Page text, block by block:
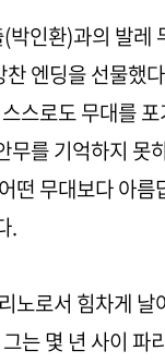
박인환)과의 발레
엔딩을 선물했
스로도 무대를
를 기억하지 못
떤 무대보다 아
.
노로서 힘차게
는 몇 년 사이 파